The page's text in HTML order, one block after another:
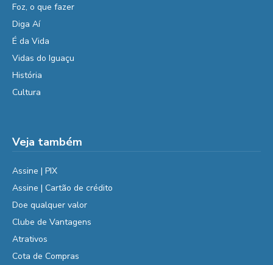
Foz, o que fazer
Diga Aí
É da Vida
Vidas do Iguaçu
História
Cultura
Veja também
Assine | PIX
Assine | Cartão de crédito
Doe qualquer valor
Clube de Vantagens
Atrativos
Cota de Compras